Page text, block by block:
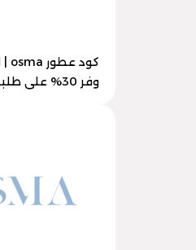
وفر 30% على طلبك